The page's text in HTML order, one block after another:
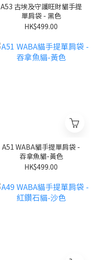
A53 古埃及守護旺財貓手提
單肩袋 - 黑色
HK$499.00
A51 WABA貓手提單肩袋 -
吞拿魚貓-黃色
HK$499.00